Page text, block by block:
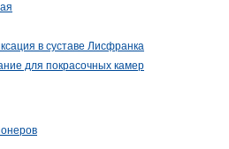
в суставе Лисфранка
для покрасочных камер